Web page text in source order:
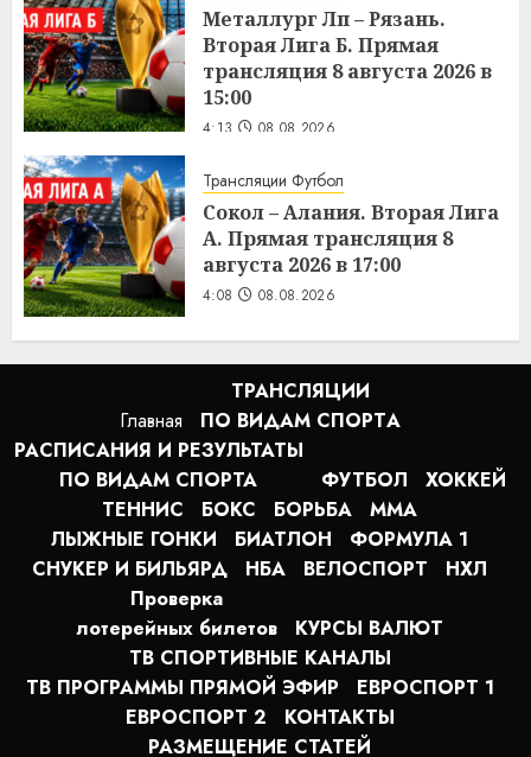
Металлург Лп – Рязань.
Вторая Лига Б. Прямая
трансляция 8 августа 2026 в
15:00
4:13 08.08.2026
Трансляции Футбол
Сокол – Алания. Вторая Лига
А. Прямая трансляция 8
августа 2026 в 17:00
4:08 08.08.2026
Главная
ТРАНСЛЯЦИИ
ПО ВИДАМ СПОРТA
РАСПИСАНИЯ И РЕЗУЛЬТАТЫ
ПО ВИДАМ СПОРТА
ФУТБОЛ
ХОККЕЙ
ТЕННИС
БОКС БОРЬБА
MMA
ЛЫЖНЫЕ ГОНКИ
БИАТЛОН
ФОРМУЛА 1
СНУКЕР И БИЛЬЯРД
НБА ВЕЛОСПОРТ
НХЛ
Проверка
лотерейных билетов
КУРСЫ ВАЛЮТ
ТВ СПОРТИВНЫЕ КАНАЛЫ
ТВ ПРОГРАММЫ ПРЯМОЙ ЭФИР
ЕВРОСПОРТ 1
ЕВРОСПОРТ 2
КОНТАКТЫ
РАЗМЕЩЕНИЕ СТАТЕЙ